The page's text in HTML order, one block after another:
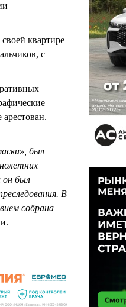
квартире
с
был
он был
В
собрана